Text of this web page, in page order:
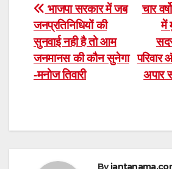
Post
navigation
चार
में
परिवार
अपार
भाजपा सरकार में जब
जनप्रतिनिधियों की
सुनवाई नही है तो आम
जनमानस की कौन सुनेगा
-मनोज तिवारी
By